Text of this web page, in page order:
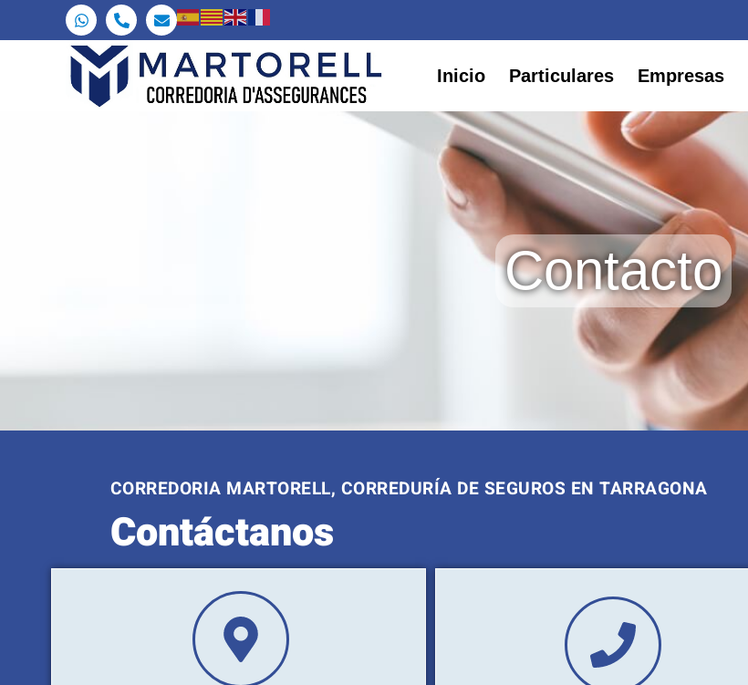
Inicio Particulares Empresas
Contacto
CORREDORIA MARTORELL, CORREDURÍA DE SEGUROS EN TARRAGONA
Contáctanos